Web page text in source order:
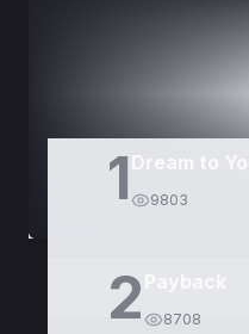
1 Dream to You
9803
2 8708